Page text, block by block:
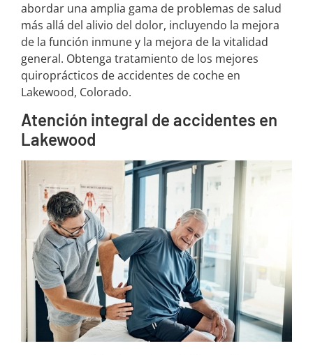
abordar una amplia gama de problemas de salud
más allá del alivio del dolor, incluyendo la mejora
de la función inmune y la mejora de la vitalidad
general. Obtenga tratamiento de los mejores
quiroprácticos de accidentes de coche en
Lakewood, Colorado.
Atención integral de accidentes en
Lakewood